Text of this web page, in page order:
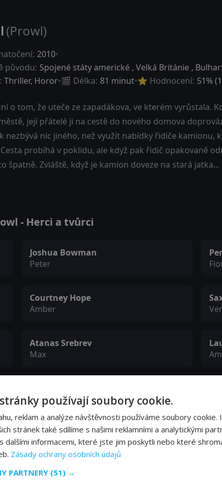
(Prowl)
2010
původu: Spojené státy americké , Velká Británie ,
Thriller, Horor 🎬 Délka: 81 minut ⭐ Hodnocení: 51% (
o tom, že uteče ze zapadákova, ve kterém vyrůstala.
její přátelé ji na cestě do nového domova
nezbývá nic jiného, než využít nabídky řidiče kamionu,
probíhá v poklidu, ale když pak řidič opakovaně
špatně. Zvláště, když je kamion doveze na stará jatka...
- Herci a tvůrci
Joshua Bowman
Peter
Courtney Hope
Amber
Atanas Srebrev
Max
Junkie
Dimiter Doichinov
Creature 2
Patrik Syversen
používají soubory cookie.
reklam a analýze návštěvnosti používáme soubory cookie.
stránek také sdílíme s našimi reklamními a analytickými
dalšími informacemi, které jste jim poskytli nebo které
Zásady ochrany osobních údajů
PARTNERY (51) →